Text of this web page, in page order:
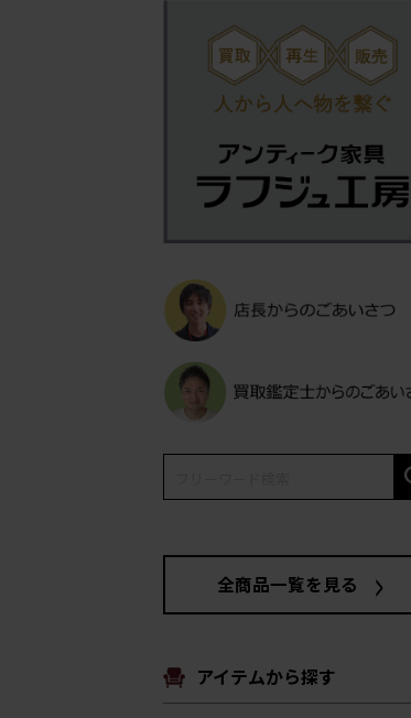
全商品一覧を見る
アイテムから探す